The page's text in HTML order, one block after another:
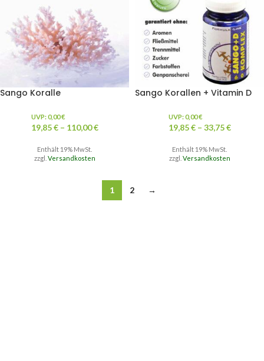
Sango Koralle
UVP:0,00€
19,85€ – 110,00€
Enthält 19% MwSt.
zzgl. Versandkosten
Sango Korallen + Vitamin D
UVP:0,00€
19,85€ – 33,75€
Enthält 19% MwSt.
zzgl. Versandkosten
1 2 →